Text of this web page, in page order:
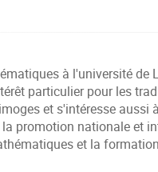
à l'université
particulier pour les
et s'intéresse
promotion nationale et
et la